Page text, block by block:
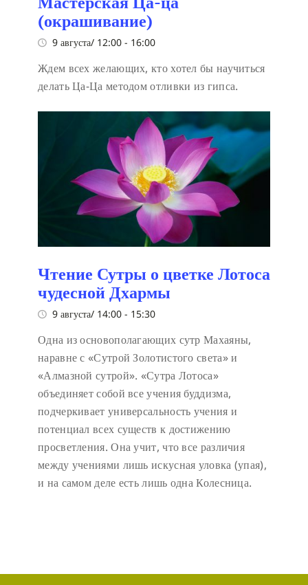
(окрашивание)
9 августа/ 12:00 - 16:00
Ждем всех желающих, кто хотел бы научиться
делать Ца-Ца методом отливки из гипса.
Чтение Сутры о цветке Лотоса
чудесной Дхармы
9 августа/ 14:00 - 15:30
Одна из основополагающих сутр Махаяны,
наравне с «Сутрой Золотистого света» и
«Алмазной сутрой». «Сутра Лотоса»
объединяет собой все учения буддизма,
подчеркивает универсальность учения и
потенциал всех существ к достижению
просветления. Она учит, что все различия
между учениями лишь искусная уловка (упая),
и на самом деле есть лишь одна Колесница.